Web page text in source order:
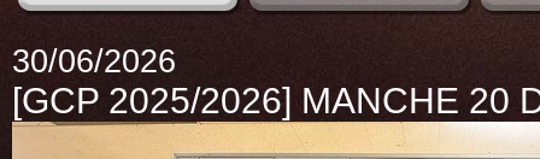
30/06/2026
[GCP 2025/2026] MANCHE 20